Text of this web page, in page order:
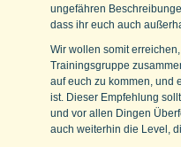
ungefähren
dass ihr euch auch
Wir wollen somit
Trainingsgruppe
auf euch zu kommen, und
ist. Dieser Empfehlung
und vor allen Dingen
auch weiterhin die Level,